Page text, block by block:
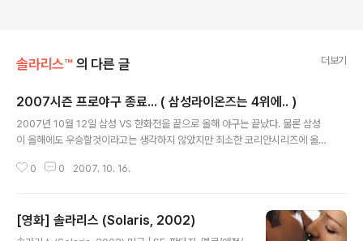
솔라리스™ 의 다른 글 더보기
2007시즌 프로야구 종료... ( 삼성라이온즈는 4위에.. )
2007년 10월 12일 삼성 VS 한화전을 끝으로 올해 야구는 끝났다. 물론 삼성
이 올해에도 우승할것이라고는 생각하지 않았지만 최소한 코리안시리즈에 올라
맞았다. 결과는 3:5 홈런 두방이 아니었으면 연장전까지 갈 수 있는 경기였을까
만수 코치가 있는 SK에서 해주길 바란다.
0 0 2007. 10. 16.
[영화] 솔라리스 (Solaris, 2002)